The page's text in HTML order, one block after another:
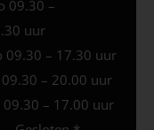
09.30 –
uur
09.30 – 17.30 uur
– 20.00 uur
09.30 – 17.00 uur